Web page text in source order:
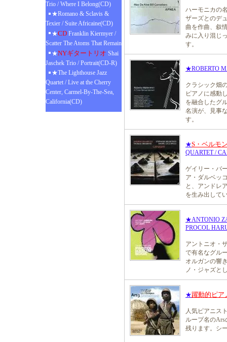
Trio / Where I Belong(CD)
★Romano & Sclavis &
Texier / Suite Africaine(CD)
★CD Franklin Kiermyer /
Scatter The Atoms That Remain
★NYギタートリオ Shai
Jaschek Trio / Portrait(CD-R)
★The Lighthouse Jazz
Quartet / Live at the Cherry
Center, Carmel-By-The-Sea,
California(CD)
ハーモニカの
ザーズとのデ
曲を作曲、叙
みに入り混じ
す。
★ROBERTO
クラシック畑
ピアノに感動
を融合したグ
名演が、見事
す。
★S・ベルモ
QUARTET /
ゲイリー・バ
ア・ダルベッ
と、アンドレ
を生み出して
★ANTONIO
PROCOL
アントニオ・
で有名なグル
オルガンの響
ノ・ジャズと
★躍動的ピア
人気ピアニス
ループ名の
残ります。シ